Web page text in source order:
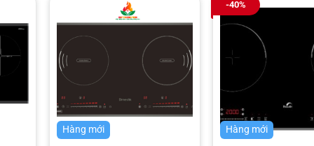
Hàng mới
-40%
Hàng mới